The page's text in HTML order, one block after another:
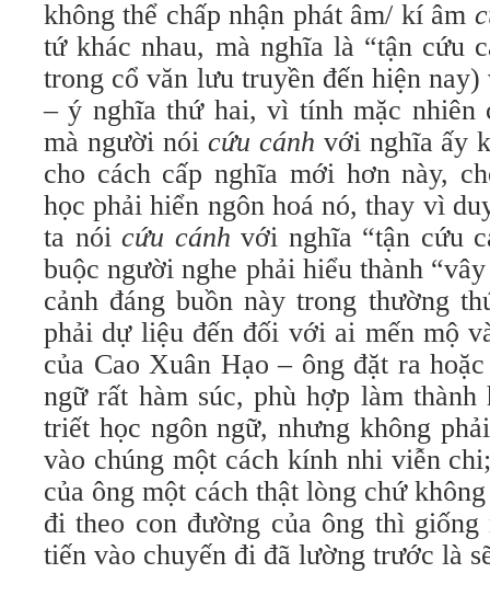
không thể chấp nhận phát âm/ kí âm
tứ khác nhau, mà nghĩa là “tận cứu
trong cổ văn lưu truyền đến hiện
– ý nghĩa thứ hai, vì tính mặc nhiên
mà người nói cứu cánh với nghĩa ấy
cho cách cấp nghĩa mới hơn này,
học phải hiển ngôn hoá nó, thay vì
ta nóicứu cánh với nghĩa “tận cứu
buộc người nghe phải hiểu thành
cảnh đáng buồn này trong thường
phải dự liệu đến đối với ai mến mộ
của Cao Xuân Hạo – ông đặt ra
ngữ rất hàm súc, phù hợp làm thành
triết học ngôn ngữ, nhưng không
vào chúng một cách kính nhi viễn
của ông một cách thật lòng chứ
đi theo con đường của ông thì
tiến vào chuyến đi đã lường trước là